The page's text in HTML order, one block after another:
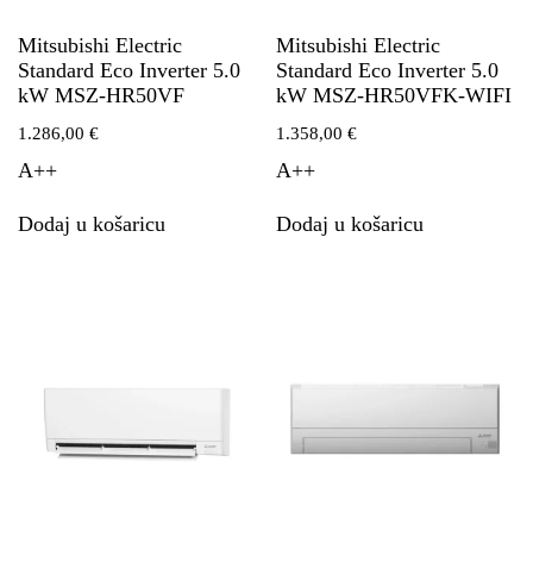
Mitsubishi Electric
Standard Eco Inverter 5.0
kW MSZ-HR50VF
1.286,00 €
A++
Dodaj u košaricu
Mitsubishi Electric
Standard Eco Inverter 5.0
kW MSZ-HR50VFK-WIFI
1.358,00€
A++
Dodaj u košaricu